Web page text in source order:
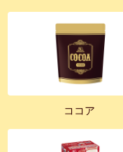
ココア